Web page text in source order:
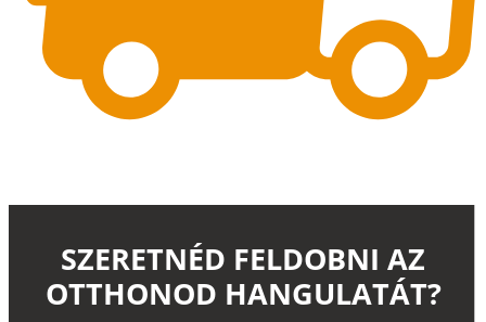
SZERETNÉD FELDOBNI AZ
OTTHONOD HANGULATÁT?